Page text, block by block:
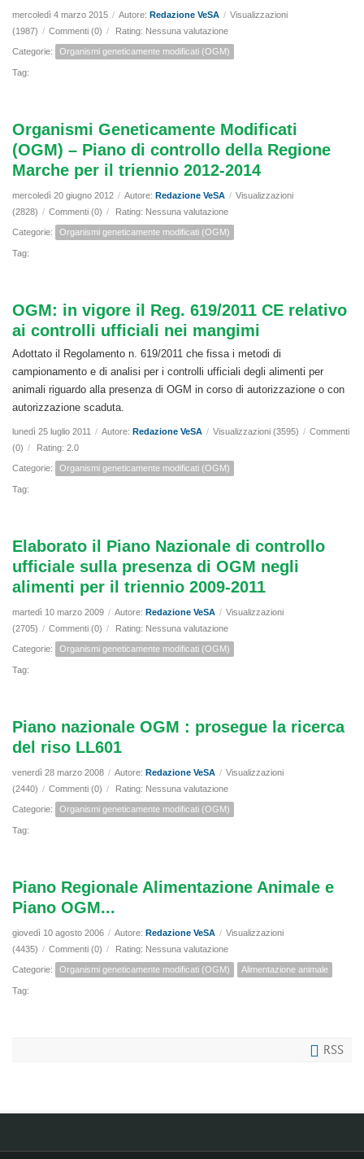
mercoledì 4 marzo 2015 / Autore: Redazione VeSA / Visualizzazioni
(1987) / Commenti (0) / Rating: Nessuna valutazione
Categorie: Organismi geneticamente modificati (OGM)
Tag:
Organismi Geneticamente Modificati
(OGM) – Piano di controllo della Regione
Marche per il triennio 2012-2014
mercoledì 20 giugno 2012 / Autore: Redazione VeSA / Visualizzazioni
(2828) / Commenti (0) / Rating: Nessuna valutazione
Categorie: Organismi geneticamente modificati (OGM)
Tag:
OGM: in vigore il Reg. 619/2011 CE relativo
ai controlli ufficiali nei mangimi
Adottato il Regolamento n. 619/2011 che fissa i metodi di
campionamento e di analisi per i controlli ufficiali degli alimenti per
animali riguardo alla presenza di OGM in corso di autorizzazione o con
autorizzazione scaduta.
lunedì 25 luglio 2011 / Autore: Redazione VeSA / Visualizzazioni (3595) / Commenti
(0) / Rating: 2.0
Categorie: Organismi geneticamente modificati (OGM)
Tag:
Elaborato il Piano Nazionale di controllo
ufficiale sulla presenza di OGM negli
alimenti per il triennio 2009-2011
martedì 10 marzo 2009 / Autore: Redazione VeSA / Visualizzazioni
(2705) / Commenti (0) / Rating: Nessuna valutazione
Categorie: Organismi geneticamente modificati (OGM)
Tag:
Piano nazionale OGM : prosegue la ricerca
del riso LL601
venerdì 28 marzo 2008 / Autore: Redazione VeSA / Visualizzazioni
(2440) / Commenti (0) / Rating: Nessuna valutazione
Categorie: Organismi geneticamente modificati (OGM)
Tag:
Piano Regionale Alimentazione Animale e
Piano OGM...
giovedì 10 agosto 2006 / Autore: Redazione VeSA / Visualizzazioni
(4435) / Commenti (0) / Rating: Nessuna valutazione
Categorie: Organismi geneticamente modificati (OGM) Alimentazione animale
Tag:
RSS